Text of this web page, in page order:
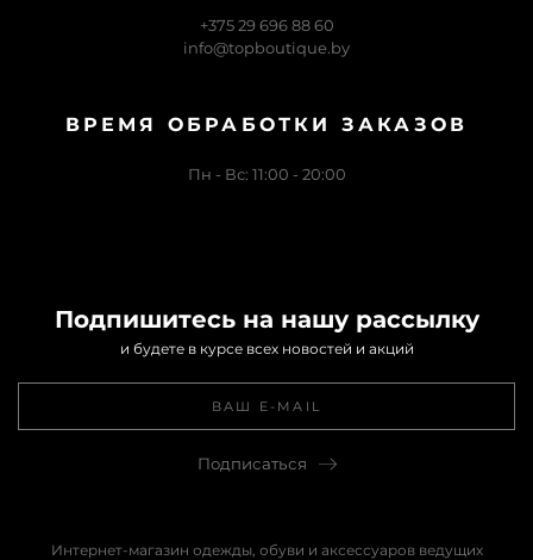
+375 29 696 88 60
info@topboutique.by
ВРЕМЯ ОБРАБОТКИ ЗАКАЗОВ
Пн - Вс: 11:00 - 20:00
Подпишитесь на нашу рассылку
и будете в курсе всех новостей и акций
Подписаться
Интернет-магазин одежды, обуви и аксессуаров ведущих